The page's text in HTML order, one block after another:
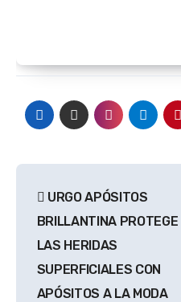
de
entradas
URGO APÓSITOS
BRILLANTINA PROTEGE
LAS HERIDAS
SUPERFICIALES CON
APÓSITOS A LA MODA